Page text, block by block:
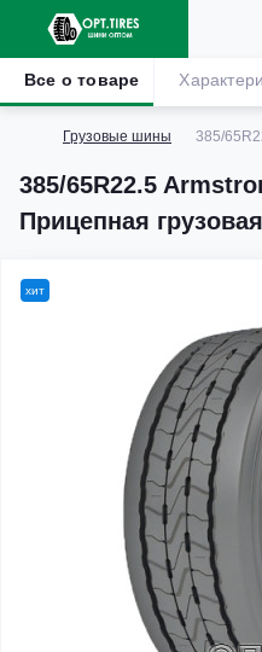
Грузовые шины 385/
385/65R22.5
Прицепная
Все о товаре
хит